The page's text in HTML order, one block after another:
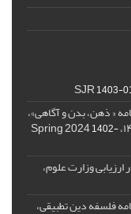
1403-
« ذهن، بدن و آگاهی»،
1402-
وزارت علوم،
فلسفه دین تطبیقی،